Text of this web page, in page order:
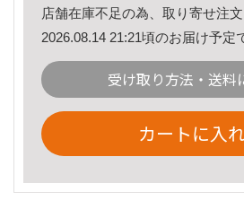
店舗在庫不足の為、取り寄せ注文
2026.08.14 21:21頃のお届け予定
受け取り方法・送料
カートに入